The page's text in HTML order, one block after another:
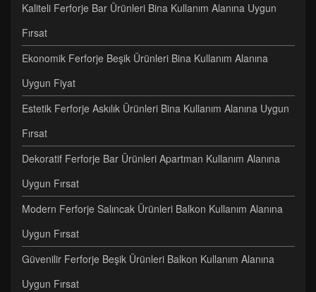
Kaliteli Ferforje Bar Ürünleri Bina Kullanım Alanına Uygun
Fırsat
Ekonomik Ferforje Beşik Ürünleri Bina Kullanım Alanına
Uygun Fiyat
Estetik Ferforje Askılık Ürünleri Bina Kullanım Alanına Uygun
Fırsat
Dekoratif Ferforje Bar Ürünleri Apartman Kullanım Alanına
Uygun Fırsat
Modern Ferforje Salıncak Ürünleri Balkon Kullanım Alanına
Uygun Fırsat
Güvenilir Ferforje Beşik Ürünleri Balkon Kullanım Alanına
Uygun Fırsat